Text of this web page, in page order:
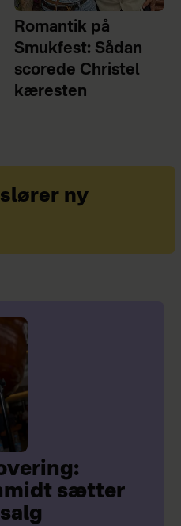
Romantik på
Smukfest: Sådan
scorede Christel
kæresten
ny
sætter